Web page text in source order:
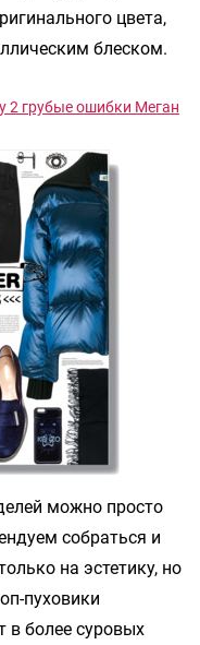
цвета,
блеском.
2 грубые ошибки Меган
можно просто
собраться и
на эстетику, но
пуховики
в более суровых